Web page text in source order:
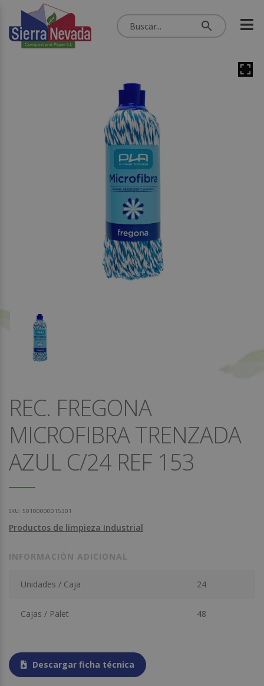
REC. FREGONA
MICROFIBRA TRENZADA
AZUL C/24 REF 153
SKU: 50100000015301
Productos de limpieza Industrial
INFORMACIÓN ADICIONAL
Unidades / Caja 24
Cajas / Palet 48
Descargar ficha técnica